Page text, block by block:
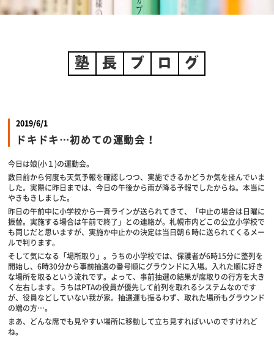
塾 長 ブ ロ グ
2019/6/1
ドキドキ…初めての運動会！
今日は娘(小１)の運動会。
数日前から何度も天気予報を確認しつつ、実施できるかどうか気を揉んでいま
した。実際に昨日までは、今日の午後から雨が降る予報でしたからね。本当に
やきもきしました。
昨日の午前中に小学校から一斉ラインが送られてきて、「中止の場合は日曜に
振替。実施する場合は午前で終了」との連絡が。札幌市内どこの公立小学校で
も同じだと思いますが、実施か中止かの決定は当日朝６時に送られてくるメー
ルで判ります。
そして気になる「場所取り」。うちの小学校では、保護者が6時15分に整列を
開始し、6時30分から事前抽選の番号順にグラウンドに入場。入れた順に好き
な場所を取るという流れです。よって、事前抽選の結果が席取りの行方を大き
く左右します。うちはPTAの役員が優先して前列を取れるシステムなのです
が、役員などしていない我が家。抽選運も振るわず、取れた場所もグラウンド
の端の方…。
まあ、どんな席でも見やすい場所に移動して立ち見すればいいのですけれど
ね。